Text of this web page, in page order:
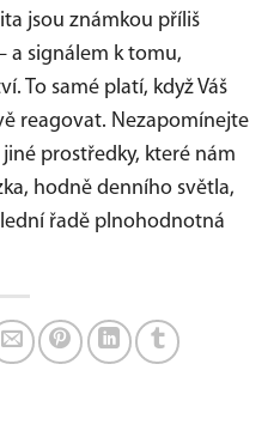
jsou známkou příliš
a signálem k tomu,
To samé platí, když Váš
reagovat. Nezapomínejte
prostředky, které nám
hodně denního světla,
řadě plnohodnotná